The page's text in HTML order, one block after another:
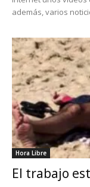
además, varios
Hora Libre
El trabajo